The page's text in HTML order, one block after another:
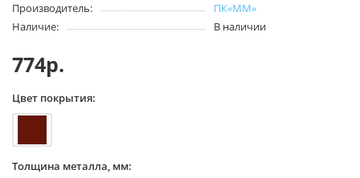
Производитель:
ПК«ММ»
Наличие:
В наличии
774р.
Цвет покрытия:
Толщина металла, мм: